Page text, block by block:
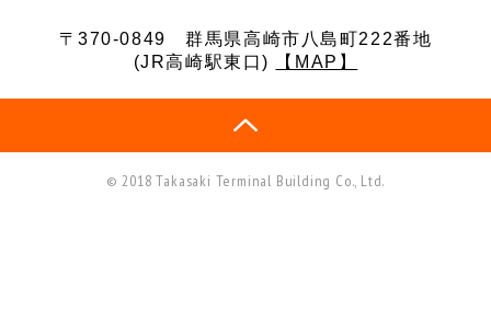
〒370-0849
群馬県高崎市八島町222番地
(JR高崎駅東口)
【MAP】
© 2018 Takasaki Terminal Building Co., Ltd.